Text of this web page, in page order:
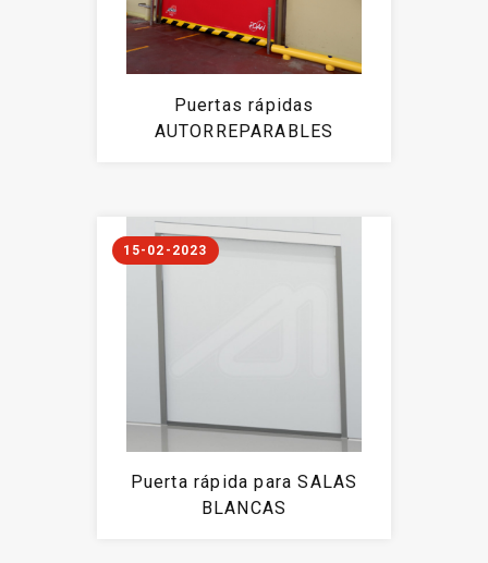
Puertas rápidas
AUTORREPARABLES
Puerta rápida para SALAS
BLANCAS
15-02-2023